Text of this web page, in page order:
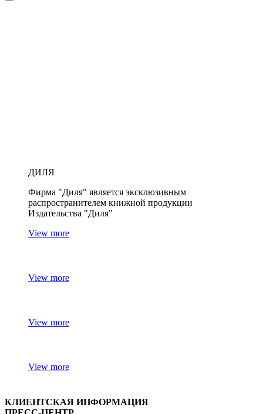
ДИЛЯ
Фирма "Диля" является эксклюзивным
распространителем книжной продукции
Издательства "Диля"
View more
View more
View more
View more
КЛИЕНТСКАЯ ИНФОРМАЦИЯ